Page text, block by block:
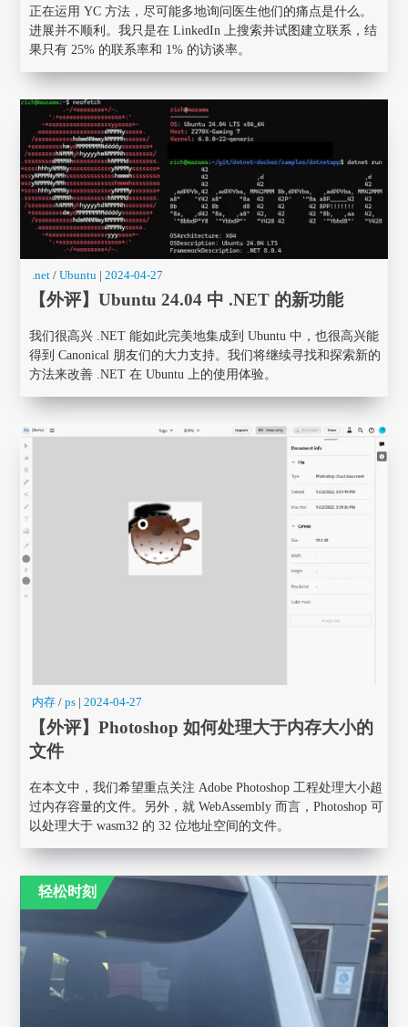
正在运用 YC 方法，尽可能多地询问医生他们的痛点是什么。
进展并不顺利。我只是在 LinkedIn 上搜索并试图建立联系，结
果只有 25% 的联系率和 1% 的访谈率。
.net / Ubuntu |2024-04-27
【外评】Ubuntu 24.04 中 .NET 的新功能
我们很高兴 .NET 能如此完美地集成到 Ubuntu 中，也很高兴能
得到 Canonical 朋友们的大力支持。我们将继续寻找和探索新的
方法来改善 .NET 在 Ubuntu 上的使用体验。
内存 / ps |2024-04-27
【外评】Photoshop 如何处理大于内存大小的
文件
在本文中，我们希望重点关注 Adobe Photoshop 工程处理大小超
过内存容量的文件。另外，就 WebAssembly 而言，Photoshop 可
以处理大于 wasm32 的 32 位地址空间的文件。